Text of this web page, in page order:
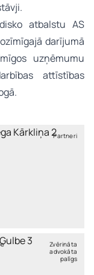
atbalstu AS
darījumā
uzņēmumu
attīstības
Partneri
Zvērināta
advokāta
palīgs